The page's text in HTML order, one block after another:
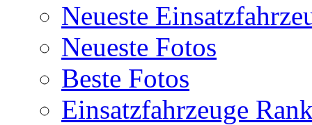
Neueste
Neueste Fotos
Beste Fotos
Einsatzfahrzeuge